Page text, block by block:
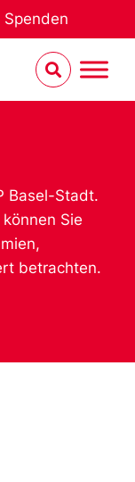
Spenden
Basel-Stadt.
Sie
betrachten.